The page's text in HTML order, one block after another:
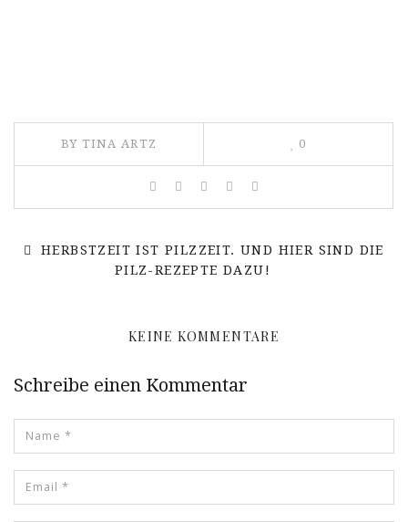
BY TINA ARTZ 0
HERBSTZEIT IST PILZZEIT. UND HIER SIND DIE
PILZ-REZEPTE DAZU!
KEINE KOMMENTARE
Schreibe einen Kommentar